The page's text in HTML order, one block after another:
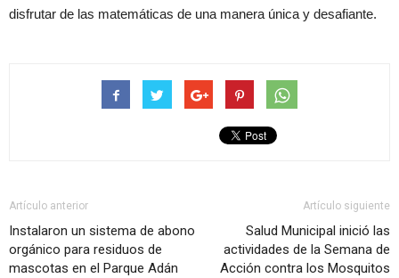
disfrutar de las matemáticas de una manera única y desafiante.
Artículo anterior
Instalaron un sistema de abono
orgánico para residuos de
mascotas en el Parque Adán
Artículo siguiente
Salud Municipal inició las
actividades de la Semana de
Acción contra los Mosquitos